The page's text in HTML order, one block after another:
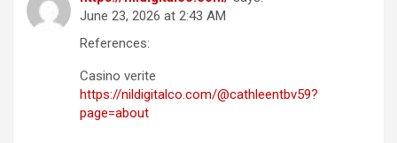
June 23, 2026 at 2:43 AM
References:
Casino verite
https://nildigitalco.com/@cathleentbv59?
page=about